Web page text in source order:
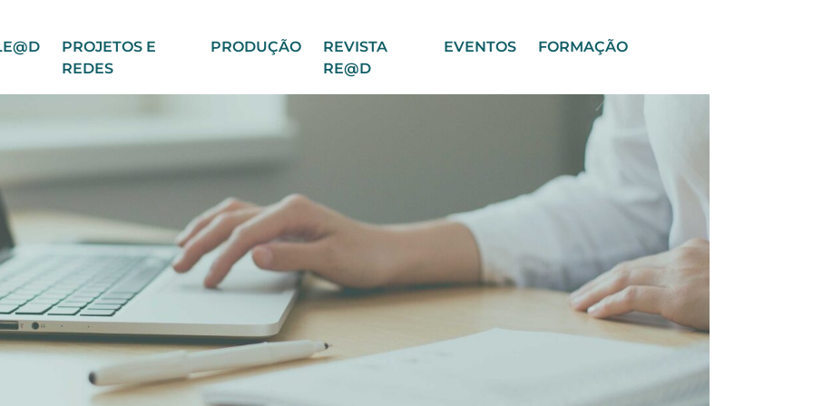
PROJETOS E
REDES
PRODUÇÃO
REVISTA
RE@D
EVENTOS FORMAÇÃO